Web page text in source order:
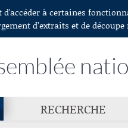
à certaines
d’extraits et de
RECHERCHE